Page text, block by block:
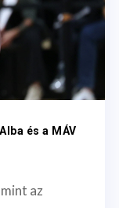
és a MÁV
az